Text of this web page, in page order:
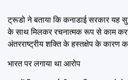
ट्रूडो ने बताया कि कनाडाई सरकार यह
के साथ मिलकर रचनात्मक रूप से काम
अंतरराष्ट्रीय शक्ति के हस्तक्षेप के कारण
भारत पर लगाया था आरोप